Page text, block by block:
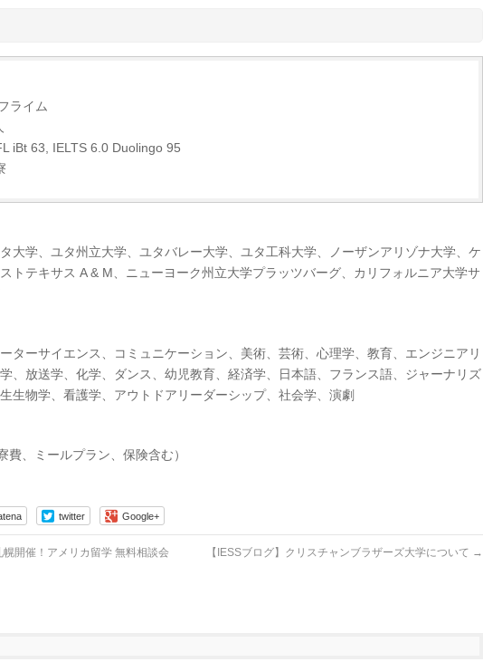
ライム
iBt 63, IELTS 6.0 Duolingo 95
大学、ユタ州立大学、ユタバレー大学、ユタ工科大学、ノーザンアリゾナ大学、ケ
トテキサス A & M、ニューヨーク州立大学プラッツバーグ、カリフォルニア大学サ
ターサイエンス、コミュニケーション、美術、芸術、心理学、教育、エンジニアリ
、放送学、化学、ダンス、幼児教育、経済学、日本語、フランス語、ジャーナリズ
生物学、看護学、アウトドアリーダーシップ、社会学、演劇
費、ミールプラン、保険含む）
twitter Google+
幌開催！アメリカ留学 無料相談会 【IESSブログ】クリスチャンブラザーズ大学について →